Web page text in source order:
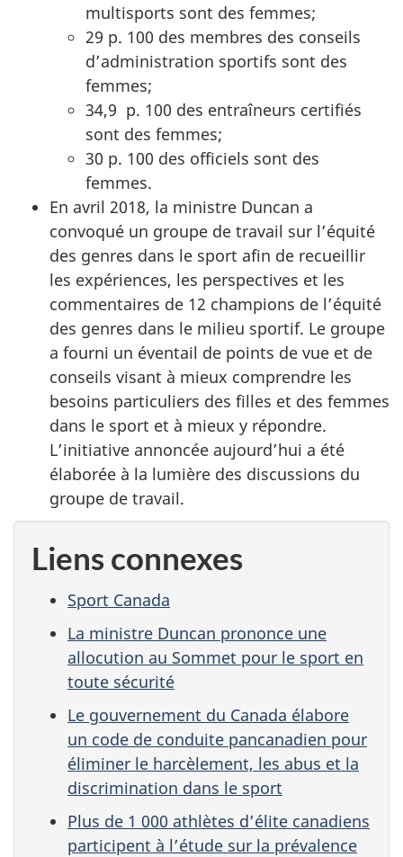
multisports sont des femmes;
29 p. 100 des membres des conseils
d’administration sportifs sont des
femmes;
34,9 p. 100 des entraîneurs certifiés
sont des femmes;
30 p. 100 des officiels sont des
femmes.
En avril 2018, la ministre Duncan a
convoqué un groupe de travail sur l’équité
des genres dans le sport afin de recueillir
les expériences, les perspectives et les
commentaires de 12 champions de l’équité
des genres dans le milieu sportif. Le groupe
a fourni un éventail de points de vue et de
conseils visant à mieux comprendre les
besoins particuliers des filles et des femmes
dans le sport et à mieux y répondre.
L’initiative annoncée aujourd’hui a été
élaborée à la lumière des discussions du
groupe de travail.
Liens connexes
Sport Canada
La ministre Duncan prononce une
allocution au Sommet pour le sport en
toute sécurité
Le gouvernement du Canada élabore
un code de conduite pancanadien pour
éliminer le harcèlement, les abus et la
discrimination dans le sport
Plus de 1 000 athlètes d’élite canadiens
participent à l’étude sur la prévalence